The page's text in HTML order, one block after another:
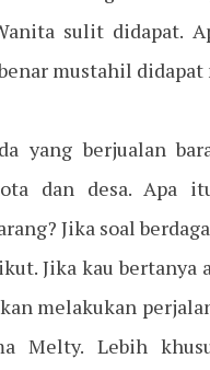
sulit didapat.
mustahil didapat
yang berjualan
dan desa. Apa
Jika soal
Jika kau bertanya
melakukan
Melty. Lebih